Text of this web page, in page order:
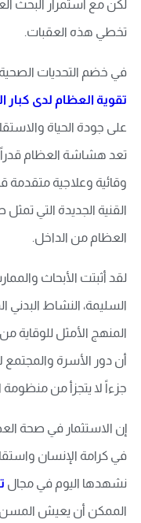
لكن مع استمرار البحث
تخطي هذه العقبات.
في خضم التحديات الصحية
تقوية العظام لدى كبار
على جودة الحياة
تعد هشاشة العظام قدراً
وقائية وعلاجية متقدمة
القنية الجديدة التي
العظام من الداخل.
لقد أثبتت الأبحاث
السليمة، النشاط البدني
المنهج الأمثل
أن دور الأسرة
جزءاً لا يتجزأ من منظومة
إن الاستثمار في صحة
في كرامة الإنسان
نشهدها اليوم في مجال
الممكن أن يعيش المسن